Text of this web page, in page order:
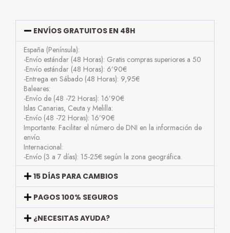
ENVÍOS GRATUITOS EN 48H
España (Península):
-Envío estándar (48 Horas): Gratis compras superiores a 50
-Envío estándar (48 Horas): 6’90€
-Entrega en Sábado (48 Horas): 9,95€
Baleares:
-Envío de (48 -72 Horas): 16’90€
Islas Canarias, Ceuta y Melilla:
-Envío (48 -72 Horas): 16’90€
Importante: Facilitar el número de DNI en la información de
envío.
Internacional:
-Envío (3 a 7 días): 15-25€ según la zona geográfica.
15 DÍAS PARA CAMBIOS
PAGOS 100% SEGUROS
¿NECESITAS AYUDA?